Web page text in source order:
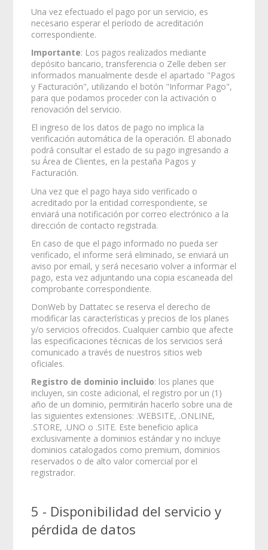
Una vez efectuado el pago por un servicio, es
necesario esperar el período de acreditación
correspondiente.
Importante: Los pagos realizados mediante
depósito bancario, transferencia o Zelle deben ser
informados manualmente desde el apartado "Pagos
y Facturación", utilizando el botón "Informar Pago",
para que podamos proceder con la activación o
renovación del servicio.
El ingreso de los datos de pago no implica la
verificación automática de la operación. El abonado
podrá consultar el estado de su pago ingresando a
su Área de Clientes, en la pestaña Pagos y
Facturación.
Una vez que el pago haya sido verificado o
acreditado por la entidad correspondiente, se
enviará una notificación por correo electrónico a la
dirección de contacto registrada.
En caso de que el pago informado no pueda ser
verificado, el informe será eliminado, se enviará un
aviso por email, y será necesario volver a informar el
pago, esta vez adjuntando una copia escaneada del
comprobante correspondiente.
DonWeb by Dattatec se reserva el derecho de
modificar las características y precios de los planes
y/o servicios ofrecidos. Cualquier cambio que afecte
las especificaciones técnicas de los servicios será
comunicado a través de nuestros sitios web
oficiales.
Registro de dominio incluido: los planes que
incluyen, sin coste adicional, el registro por un (1)
año de un dominio, permitirán hacerlo sobre una de
las siguientes extensiones: .WEBSITE, .ONLINE,
.STORE, .UNO o .SITE. Este beneficio aplica
exclusivamente a dominios estándar y no incluye
dominios catalogados como premium, dominios
reservados o de alto valor comercial por el
registrador.
5 - Disponibilidad del servicio y
pérdida de datos